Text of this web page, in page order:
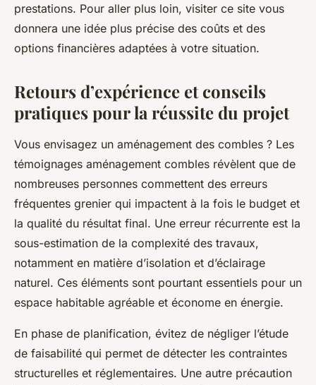
prestations. Pour aller plus loin, visiter ce site vous
donnera une idée plus précise des coûts et des
options financières adaptées à votre situation.
Retours d’expérience et conseils
pratiques pour la réussite du projet
Vous envisagez un aménagement des combles ? Les
témoignages aménagement combles révèlent que de
nombreuses personnes commettent des erreurs
fréquentes grenier qui impactent à la fois le budget et
la qualité du résultat final. Une erreur récurrente est la
sous-estimation de la complexité des travaux,
notamment en matière d’isolation et d’éclairage
naturel. Ces éléments sont pourtant essentiels pour un
espace habitable agréable et économe en énergie.
En phase de planification, évitez de négliger l’étude
de faisabilité qui permet de détecter les contraintes
structurelles et réglementaires. Une autre précaution